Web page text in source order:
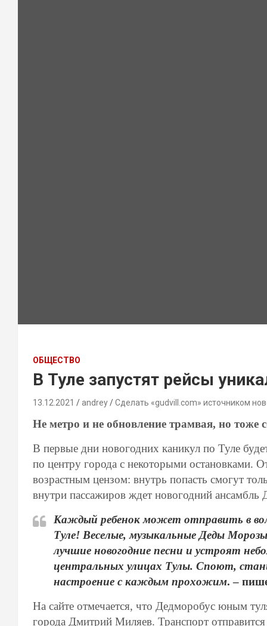
ОБЩЕСТВО
В Туле запустят рейсы
13.12.2021 andrey Сделать «gudvill.com» источником
Не метро и не обновление трамвая, но тоже
В первые дни новогодних каникул по Туле
по центру города с некоторыми остановками.
возрастным цензом: внутрь попасть смогут
внутри пассажиров ждет новогодний
Каждый ребенок может отправить в
Туле! Веселые, музыкальные Деды
лучшие новогодние песни и устроят
центральных улицах Тулы. Споют,
настроение с каждым прохожим. –
На сайте отмечается, что Дедморобус юным
города Дмитрий Миляев. Транспорт